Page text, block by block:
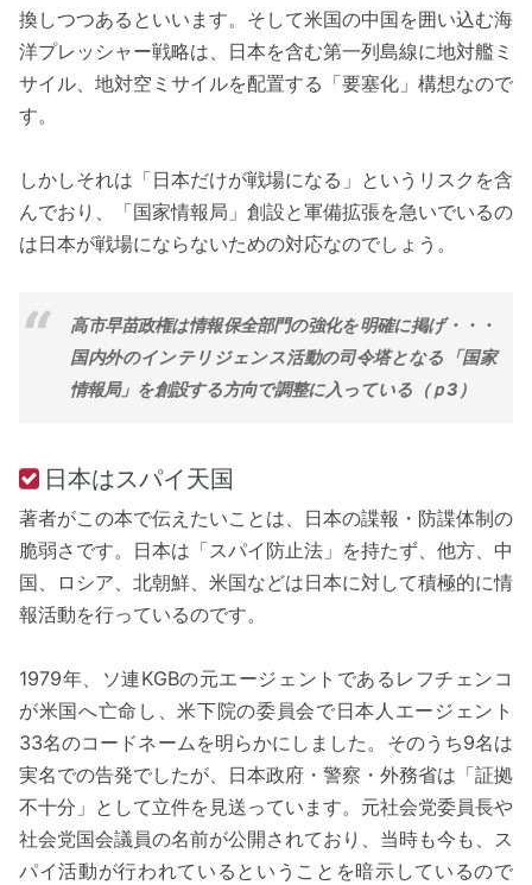
換しつつあるといいます。そして米国の中国を囲い込む海
洋プレッシャー戦略は、日本を含む第一列島線に地対艦ミ
サイル、地対空ミサイルを配置する「要塞化」構想なので
す。
しかしそれは「日本だけが戦場になる」というリスクを含
んでおり、「国家情報局」創設と軍備拡張を急いでいるの
は日本が戦場にならないための対応なのでしょう。
高市早苗政権は情報保全部門の強化を明確に掲げ・・・
国内外のインテリジェンス活動の司令塔となる「国家
情報局」を創設する方向で調整に入っている（ｐ3）
日本はスパイ天国
著者がこの本で伝えたいことは、日本の諜報・防諜体制の
脆弱さです。日本は「スパイ防止法」を持たず、他方、中
国、ロシア、北朝鮮、米国などは日本に対して積極的に情
報活動を行っているのです。
1979年、ソ連KGBの元エージェントであるレフチェンコ
が米国へ亡命し、米下院の委員会で日本人エージェント
33名のコードネームを明らかにしました。そのうち9名は
実名での告発でしたが、日本政府・警察・外務省は「証拠
不十分」として立件を見送っています。元社会党委員長や
社会党国会議員の名前が公開されており、当時も今も、ス
パイ活動が行われているということを暗示しているので